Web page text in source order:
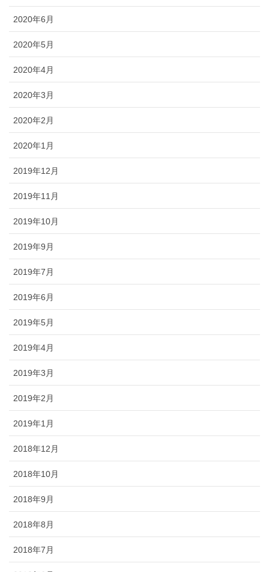
2020年6月
2020年5月
2020年4月
2020年3月
2020年2月
2020年1月
2019年12月
2019年11月
2019年10月
2019年9月
2019年7月
2019年6月
2019年5月
2019年4月
2019年3月
2019年2月
2019年1月
2018年12月
2018年10月
2018年9月
2018年8月
2018年7月